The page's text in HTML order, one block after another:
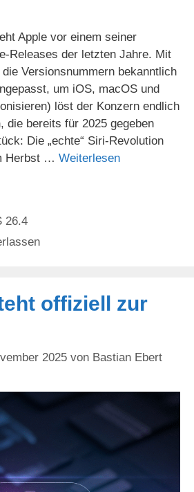
Apple vor einem seiner
Releases der letzten Jahre. Mit
Versionsnummern bekanntlich
um iOS, macOS und
löst der Konzern endlich
die bereits für 2025 gegeben
Die „echte“ Siri-Revolution
Herbst … Weiterlesen
26.4
offiziell zur
2025 von Bastian Ebert